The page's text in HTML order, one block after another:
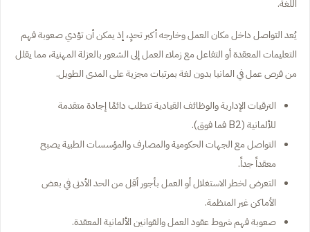
اللغة.
يُعد التواصل داخل مكان العمل وخارجه أكبر تحدٍ، إذ يمكن أن تؤدي صعوبة فهم
التعليمات المعقدة أو التفاعل مع زملاء العمل إلى الشعور بالعزلة المهنية، مما يقلل
من فرص عمل في المانيا بدون لغة بمرتبات مجزية على المدى الطويل.
الترقيات الإدارية والوظائف القيادية تتطلب دائمًا إجادة متقدمة
للألمانية (B2 فما فوق).
التواصل مع الجهات الحكومية والمصارف والمؤسسات الطبية يصبح
معقداً جداً.
التعرض لخطر الاستغلال أو العمل بأجور أقل من الحد الأدنى في بعض
الأماكن غير المنظمة.
صعوبة فهم شروط عقود العمل والقوانين الألمانية المعقدة.